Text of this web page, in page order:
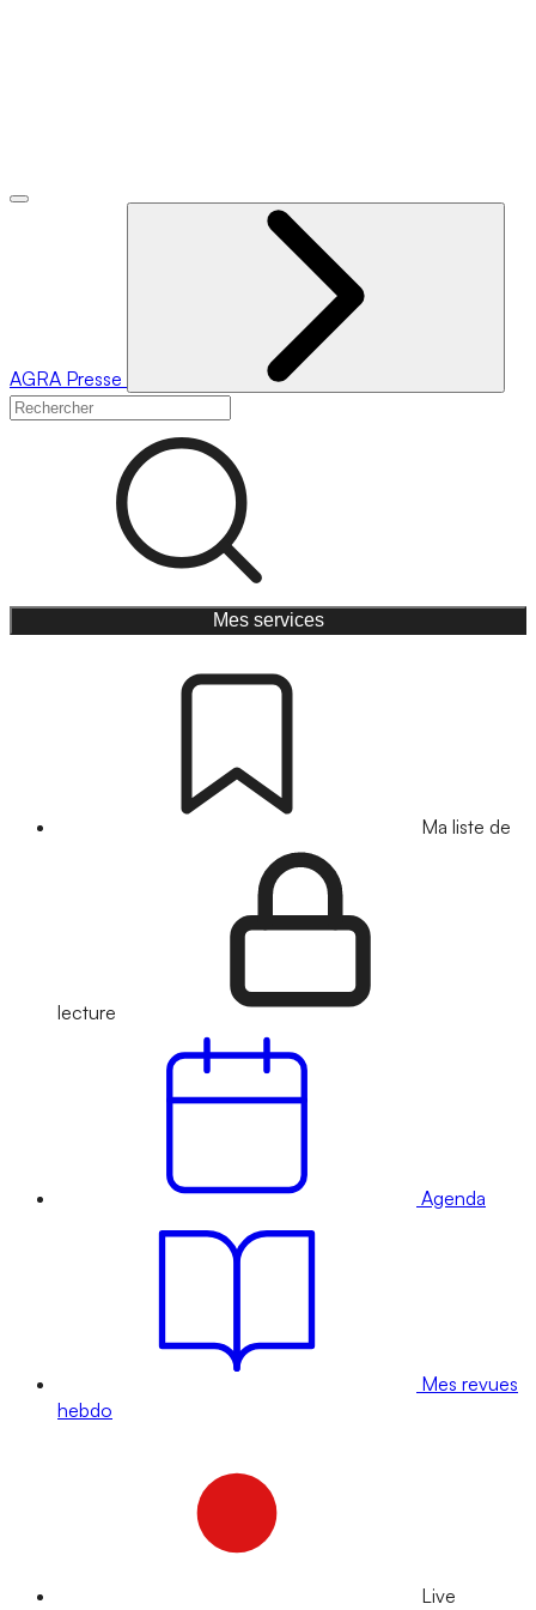
AGRA Presse
Mes services
Ma liste de
lecture
Agenda
Mes revues
hebdo
Live